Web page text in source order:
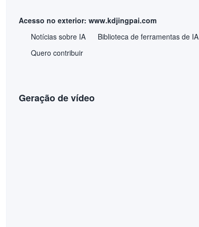
Acesso no exterior: www.kdjingpai.com
Notícias sobre IA
Biblioteca de ferramentas de IA
Quero contribuir
Geração de vídeo